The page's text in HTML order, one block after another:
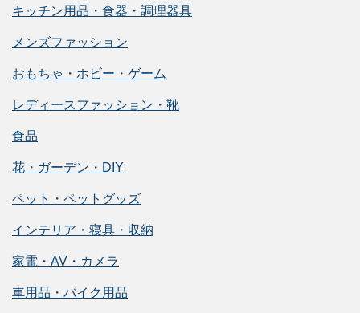
キッチン用品・食器・調理器具
メンズファッション
おもちゃ・ホビー・ゲーム
レディースファッション・靴
食品
花・ガーデン・DIY
ペット・ペットグッズ
インテリア・寝具・収納
家電・AV・カメラ
車用品・バイク用品